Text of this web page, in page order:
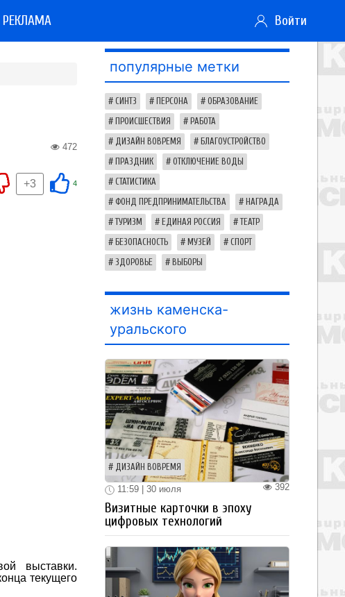
РЕКЛАМА Войти
472
4
+3
выставки.
текущего
популярные метки
СИНТЗ ПЕРСОНА ОБРАЗОВАНИЕ
ПРОИСШЕСТВИЯ РАБОТА
ДИЗАЙН ВОВРЕМЯ БЛАГОУСТРОЙСТВО
ПРАЗДНИК ОТКЛЮЧЕНИЕ ВОДЫ
СТАТИСТИКА
ФОНД ПРЕДПРИНИМАТЕЛЬСТВА НАГРАДА
ТУРИЗМ ЕДИНАЯ РОССИЯ ТЕАТР
БЕЗОПАСНОСТЬ МУЗЕЙ СПОРТ
ЗДОРОВЬЕ ВЫБОРЫ
жизнь каменска-
уральского
ДИЗАЙН ВОВРЕМЯ
392
11:59 | 30 июля
Визитные карточки в эпоху
цифровых технологий